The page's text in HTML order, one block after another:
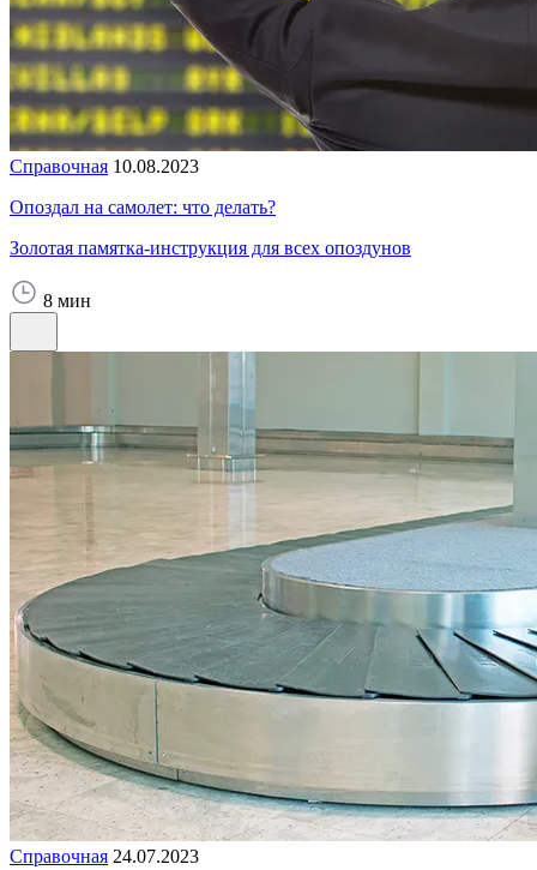
Справочная 10.08.2023
Опоздал на самолет: что делать?
Золотая памятка-инструкция для всех опоздунов
8 мин
Справочная 24.07.2023